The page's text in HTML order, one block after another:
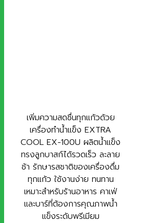
เพิ่มความสดชื่นทุกแก้วด้วย
เครื่องทำน้ำแข็ง EXTRA
COOL EX-100U ผลิตน้ำแข็ง
ทรงลูกบาสก์ได้รวดเร็ว ละลาย
ช้า รักษารสชาติของเครื่องดื่ม
ทุกแก้ว ใช้งานง่าย ทนทาน
เหมาะสำหรับร้านอาหาร คาเฟ่
และบาร์ที่ต้องการคุณภาพน้ำ
แข็งระดับพรีเมียม